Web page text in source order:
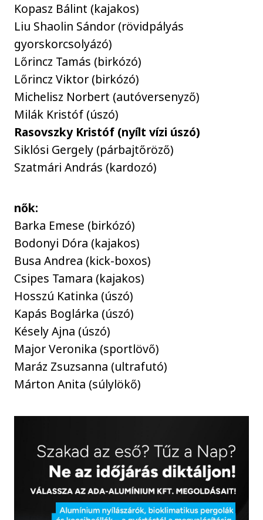
Kopasz Bálint (kajakos)
Liu Shaolin Sándor (rövidpályás
gyorskorcsolyázó)
Lőrincz Tamás (birkózó)
Lőrincz Viktor (birkózó)
Michelisz Norbert (autóversenyző)
Milák Kristóf (úszó)
Rasovszky Kristóf (nyílt vízi úszó)
Siklósi Gergely (párbajtőröző)
Szatmári András (kardozó)
nők:
Barka Emese (birkózó)
Bodonyi Dóra (kajakos)
Busa Andrea (kick-boxos)
Csipes Tamara (kajakos)
Hosszú Katinka (úszó)
Kapás Boglárka (úszó)
Késely Ajna (úszó)
Major Veronika (sportlövő)
Maráz Zsuzsanna (ultrafutó)
Márton Anita (súlylökő)